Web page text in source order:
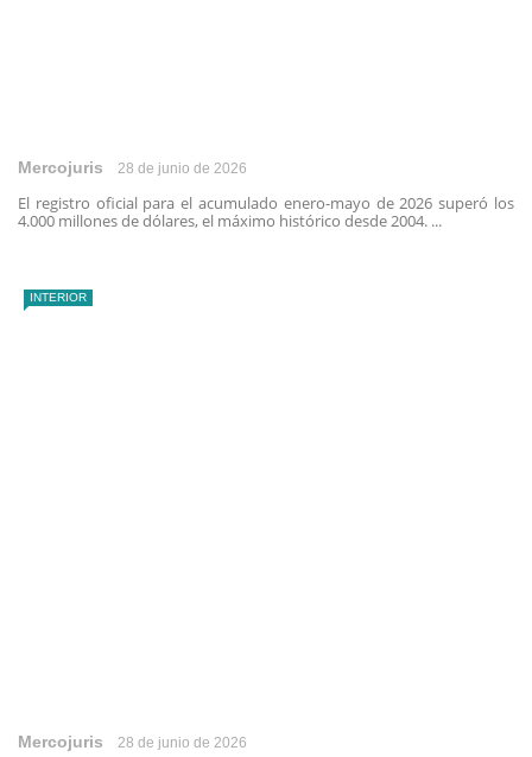
Mercojuris 28 de junio de 2026
El registro oficial para el acumulado enero-mayo de 2026 superó los
4.000 millones de dólares, el máximo histórico desde 2004. ...
INTERIOR
Mercojuris 28 de junio de 2026